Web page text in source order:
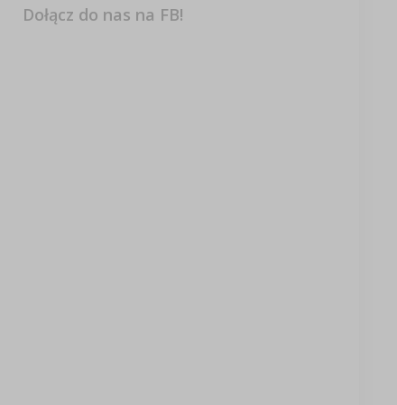
Dołącz do nas na FB!